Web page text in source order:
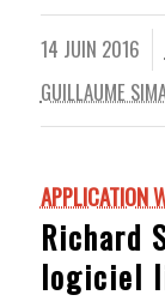
14 JUIN 2016
GUILLAUME
APPLICATION
Richard
logiciel